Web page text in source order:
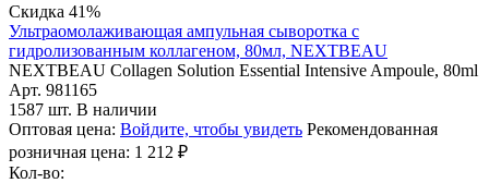
Скидка 41%
Ультраомолаживающая ампульная сыворотка с
гидролизованным коллагеном, 80мл, NEXTBEAU
NEXTBEAU Collagen Solution Essential Intensive Ampoule, 80ml
Арт. 981165
1587 шт. В наличии
Оптовая цена: Войдите, чтобы увидеть Рекомендованная
розничная цена: 1 212 ₽
Кол-во: